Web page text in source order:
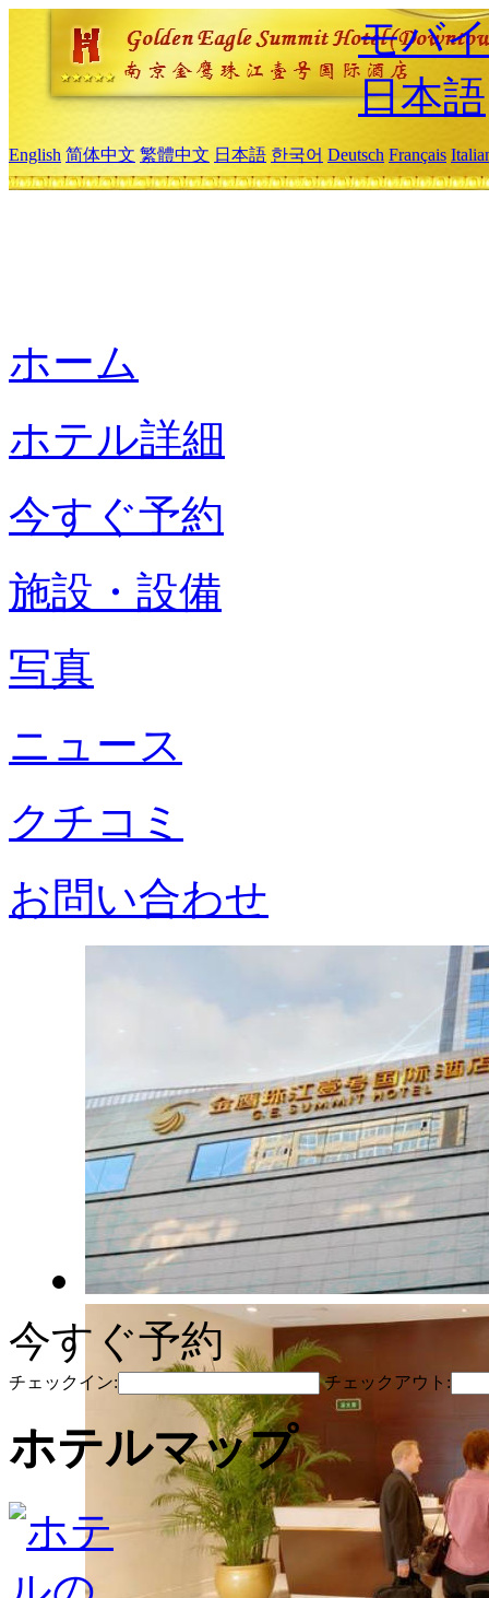
モバ
日本語
English 简体中文 繁體中文 日本語 한국어 Deutsch Français
ホーム
ホテル詳細
今すぐ予約
施設・設備
写真
ニュース
クチコミ
お問い合わせ
今すぐ予約
チェックイン: チェックアウト:
ホテルマップ